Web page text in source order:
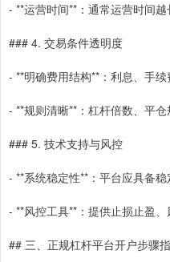
- **运营时间**：通常运营时间越
### 4. 交易条件透明度
- **明确费用结构**：利息、手续
- **规则清晰**：杠杆倍数、平仓
### 5. 技术支持与风控
- **系统稳定性**：平台应具备
- **风控工具**：提供止损止盈、
## 三、正规杠杆平台开户步骤